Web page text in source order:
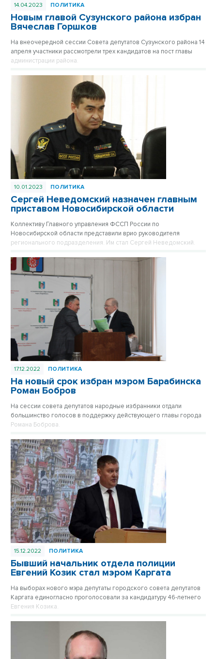
14.04.2023 ПОЛИТИКА
Новым главой Сузунского района избран
Вячеслав Горшков
На внеочередной сессии Совета депутатов Сузунского района 14
апреля участники рассмотрели трех кандидатов на пост главы
администрации района.
10.01.2023 ПОЛИТИКА
Сергей Неведомский назначен главным
приставом Новосибирской области
Коллективу Главного управления ФССП России по
Новосибирской области представили врио руководителя
регионального подразделения. Им стал Сергей Неведомский.
17.12.2022 ПОЛИТИКА
На новый срок избран мэром Барабинска
Роман Бобров
На сессии совета депутатов народные избранники отдали
большинство голосов в поддержку действующего главы города
Романа Боброва.
15.12.2022 ПОЛИТИКА
Бывший начальник отдела полиции
Евгений Козик стал мэром Каргата
На выборах нового мэра депутаты городского совета депутатов
Каргата единогласно проголосовали за кандидатуру 46-летнего
Евгения Козика.